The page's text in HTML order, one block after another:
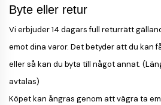
Byte eller retur
Vi erbjuder 14 dagars full returrätt
emot dina varor. Det betyder att du kan
eller så kan du byta till något annat. (
avtalas)
Köpet kan ångras genom att vägra ta